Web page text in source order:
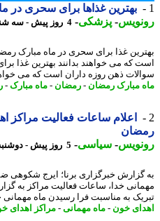
بهترین غذاها برای سحری در
-پزشکی-4 روز پیش - سه شنبه 13 مرداد 1405، 15:28
غذا برای سحری در ماه مبارک رمضان
که می خواهند بدانند بهترین غذا برای
ذهن روزه داران است که می خواهند
مبارک رمضان-رمضان-ماه مبارک- روزه
اعلام ساعات فعالیت مراکز
-سیاسی-5 روز پیش - دوشنبه 12 مرداد 1405، 15:04
خبرگزاری برنا؛ ایرج شکوهی ضمن
خدا، ساعات فعالیت مراکز به
به مناسبت فرا رسیدن ماه مهمانی خدا،
خون-ماه مهمانی-مراکز اهدای خون-